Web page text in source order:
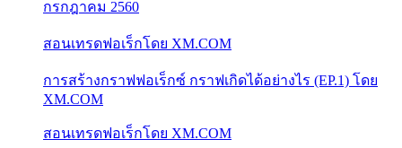
กรกฎาคม 2560
สอนเทรดฟอเร็กโดย XM.COM
การสร้างกราฟฟอเร็กซ์ กราฟเกิดได้อย่างไร (EP.1) โดย
XM.COM
สอนเทรดฟอเร็กโดย XM.COM